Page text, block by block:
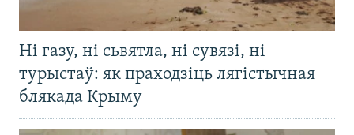
Ні газу, ні сьвятла, ні сувязі, ні
турыстаў: як праходзіць лягістычная
блякада Крыму